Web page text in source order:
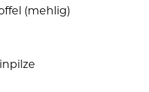
(mehlig)